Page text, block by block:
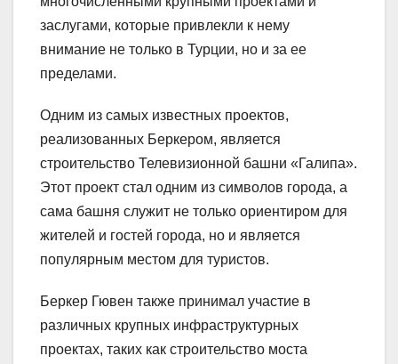
заслугами, которые привлекли к нему
внимание не только в Турции, но и за ее
пределами.
Одним из самых известных проектов,
реализованных Беркером, является
строительство Телевизионной башни «Галипа».
Этот проект стал одним из символов города, а
сама башня служит не только ориентиром для
жителей и гостей города, но и является
популярным местом для туристов.
Беркер Гювен также принимал участие в
различных крупных инфраструктурных
проектах, таких как строительство моста